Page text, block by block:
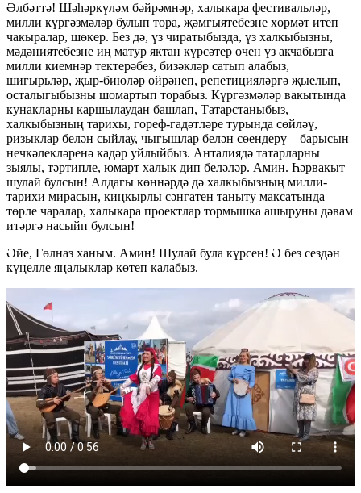
Әлбәттә! Шәһәркүләм бәйрәмнәр, халыкара фестивальләр,
милли күргәзмәләр булып тора, җәмгыятебезне хөрмәт итеп
чакыралар, шөкер. Без дә, үз чиратыбызда, үз халкыбызны,
мәдәниятебезне иң матур яктан күрсәтер өчен үз акчабызга
милли киемнәр тектерәбез, бизәкләр сатып алабыз,
шигырьләр, җыр-биюләр өйрәнеп, репетицияләргә җыелып,
осталыгыбызны шомартып торабыз. Күргәзмәләр вакытында
кунакларны каршылаудан башлап, Татарстаныбыз,
халкыбызның тарихы, гореф-гадәтләре турында сөйләү,
ризыклар белән сыйлау, чыгышлар белән сөендерү – барысын
нечкәлекләренә кадәр уйлыйбыз. Анталиядә татарларны
зыялы, тәртипле, юмарт халык дип беләләр. Амин. Һәрвакыт
шулай булсын! Алдагы көннәрдә дә халкыбызның милли-
тарихи мирасын, киңкырлы сәнгатен таныту максатында
төрле чаралар, халыкара проектлар тормышка ашыруны дәвам
итәргә насыйп булсын!
Әйе, Гөлназ ханым. Амин! Шулай була күрсен! Ә без сездән
күңелле яңалыклар көтеп калабыз.